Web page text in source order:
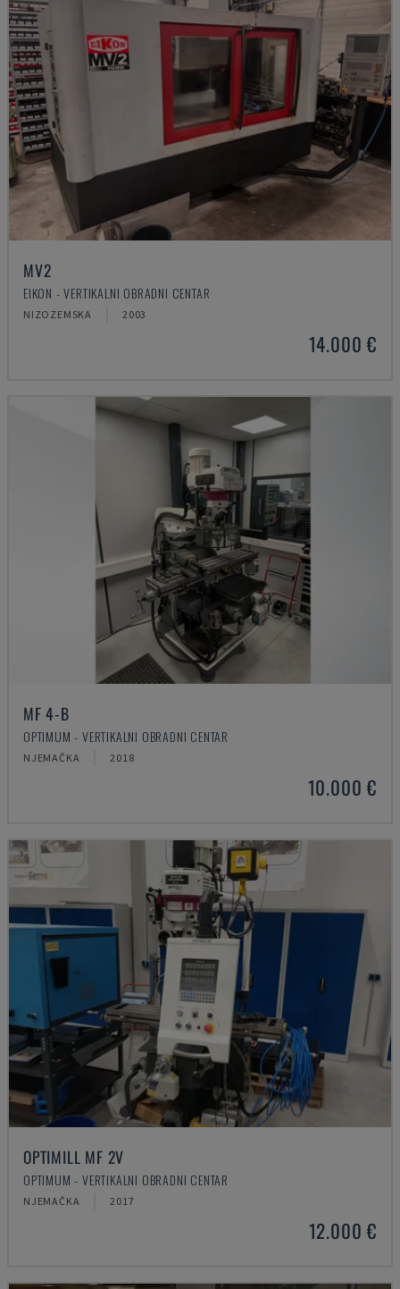
MV2
EIKON - VERTIKALNI OBRADNI CENTAR
NIZOZEMSKA 2003
14.000 €
MF 4-B
OPTIMUM - VERTIKALNI OBRADNI CENTAR
NJEMAČKA 2018
10.000 €
OPTIMILL MF 2V
OPTIMUM - VERTIKALNI OBRADNI CENTAR
NJEMAČKA 2017
12.000 €